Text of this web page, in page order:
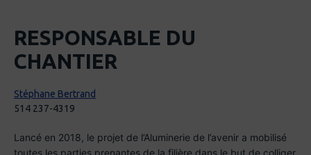
RESPONSABLE DU
CHANTIER
Stéphane Bertrand
514 237-4319
Lancé en 2018, le projet de l’Aluminerie de l’avenir a mobilisé